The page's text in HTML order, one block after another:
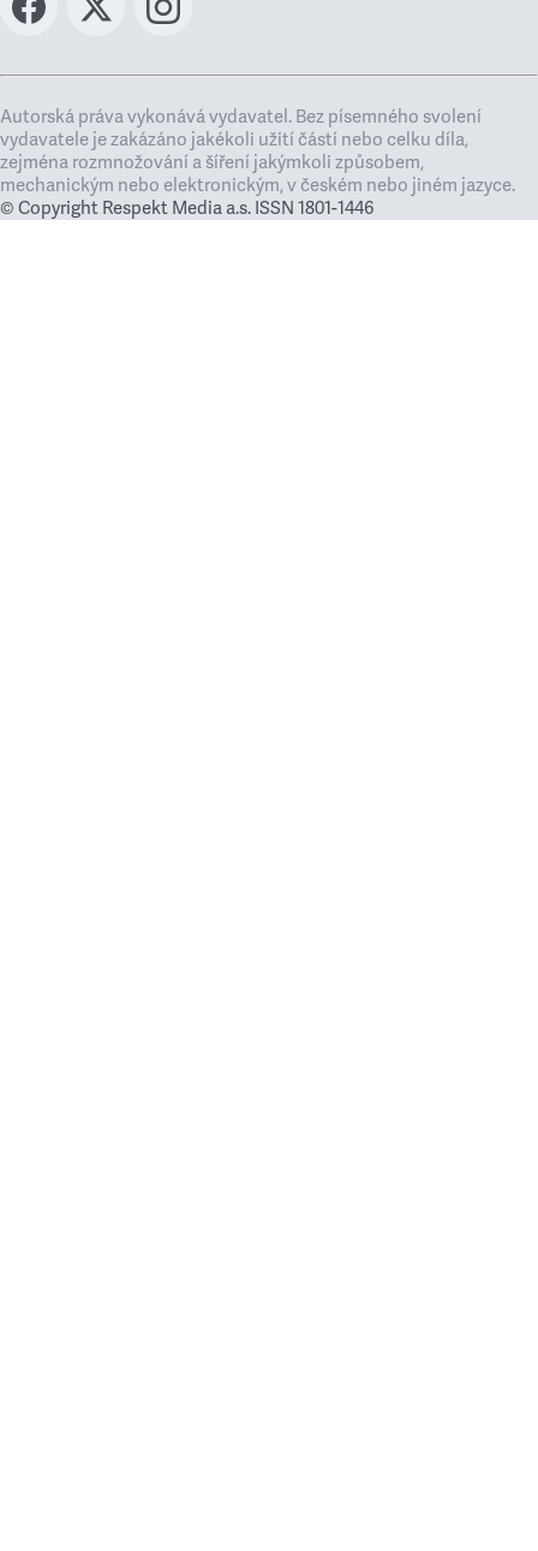
Autorská práva vykonává vydavatel. Bez písemného svolení
vydavatele je zakázáno jakékoli užití částí nebo celku díla,
zejména rozmnožování a šíření jakýmkoli způsobem,
mechanickým nebo elektronickým, v českém nebo jiném jazyce.
© Copyright Respekt Media a.s. ISSN 1801-1446